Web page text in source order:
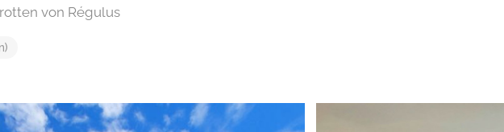
von Régulus